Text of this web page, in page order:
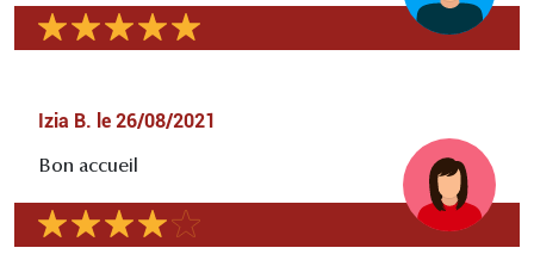
Izia B. le 26/08/2021
Bon accueil